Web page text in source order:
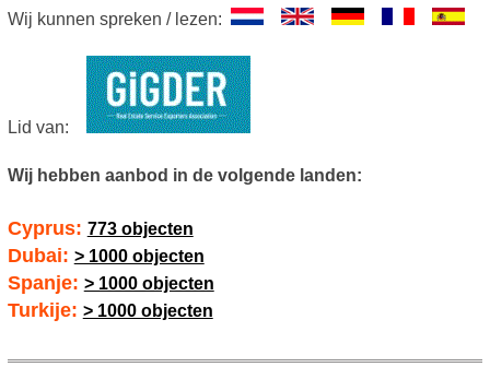
Wij kunnen spreken / lezen:
Lid van:
Wij hebben aanbod in de volgende landen:
Cyprus: 773 objecten
Dubai: > 1000 objecten
Spanje: > 1000 objecten
Turkije: > 1000 objecten